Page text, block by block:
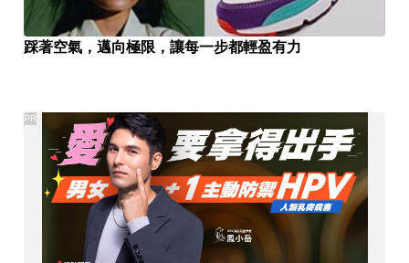
踩著空氣，邁向極限，讓每一步都輕盈有力
PR